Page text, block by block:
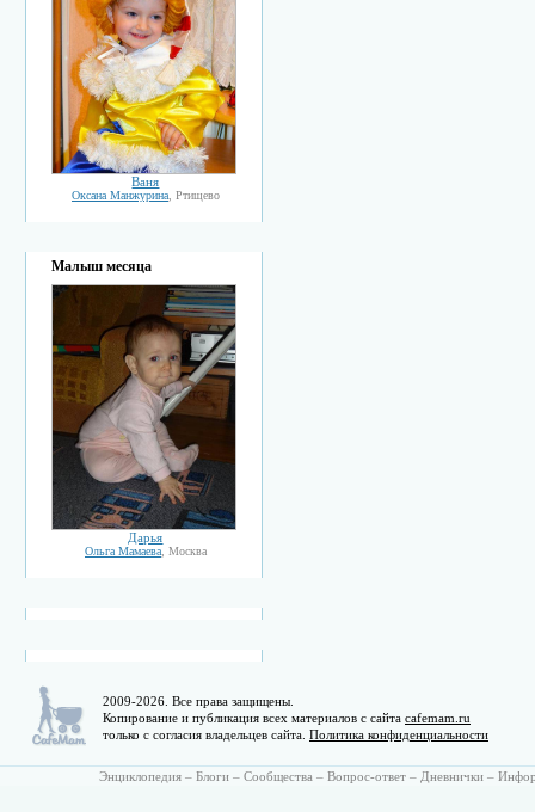
Ваня
Оксана Манжурина, Ртищево
Малыш месяца
Дарья
Ольга Мамаева, Москва
2009-2026. Все права защищены.
Копирование и публикация всех материалов с сайта cafemam.ru
только с согласия владельцев сайта. Политика конфиденциальности
Энциклопедия – Блоги – Сообщества – Вопрос-ответ – Дневнички –